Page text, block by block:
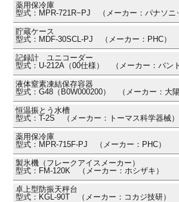
薬用保冷庫
型式：MPR-721R−PJ （メーカー：パナソニ
貯蔵ケース
型式：MDF-30SCL-PJ （メーカー：PHC）
記録計 ユニコーダー
型式：U-212A（00仕様） （メーカー：パント
液体窒素凍結保存容器
型式：G48（B0W000200） （メーカー：大陽
恒温振とう水槽
型式：T-2S （メーカー：トーマス科学器械）
薬用保冷庫
型式：MPR-715F-PJ （メーカー：PHC）
製氷機（フレークアイスメーカー）
型式：FM-120K （メーカー：ホシザキ）
卓上型防振天秤台
型式：KGL-90T （メーカー：コカジ技研）